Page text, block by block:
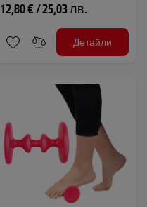
12,80 € / 25,03 лв.
Детайли